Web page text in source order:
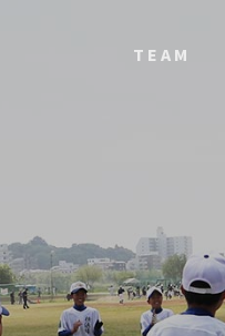
TEAM